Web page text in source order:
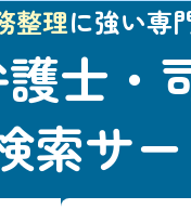
整理に強い専
士・
索サー